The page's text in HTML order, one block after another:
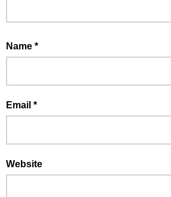
Name *
Email *
Website